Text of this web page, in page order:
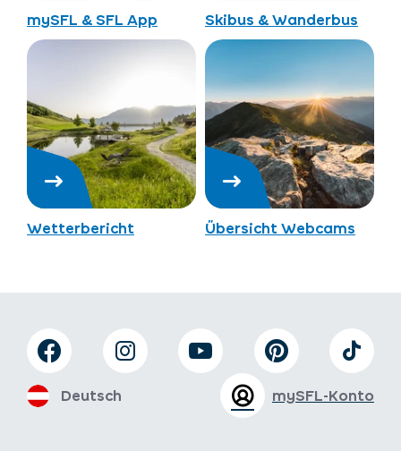
mySFL & SFL App Skibus & Wanderbus
Wetterbericht Übersicht Webcams
mySFL-Konto
Deutsch